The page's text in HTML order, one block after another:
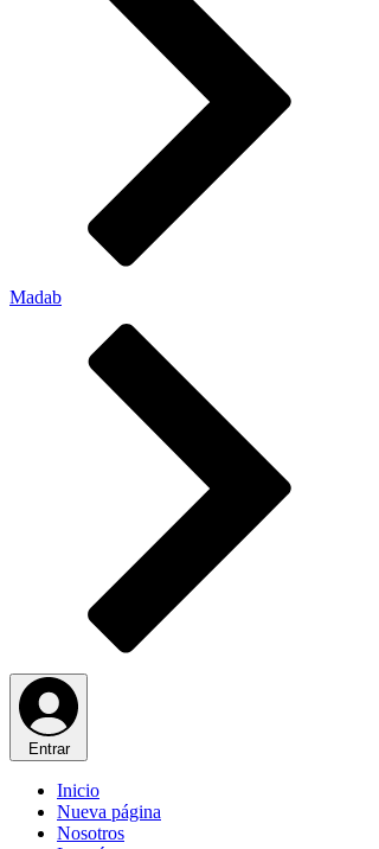
Madab
Entrar
Inicio
Nueva página
Nosotros